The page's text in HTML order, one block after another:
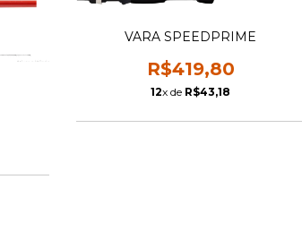
VARA SPEEDPRIME
R$419,80
12x de R$43,18